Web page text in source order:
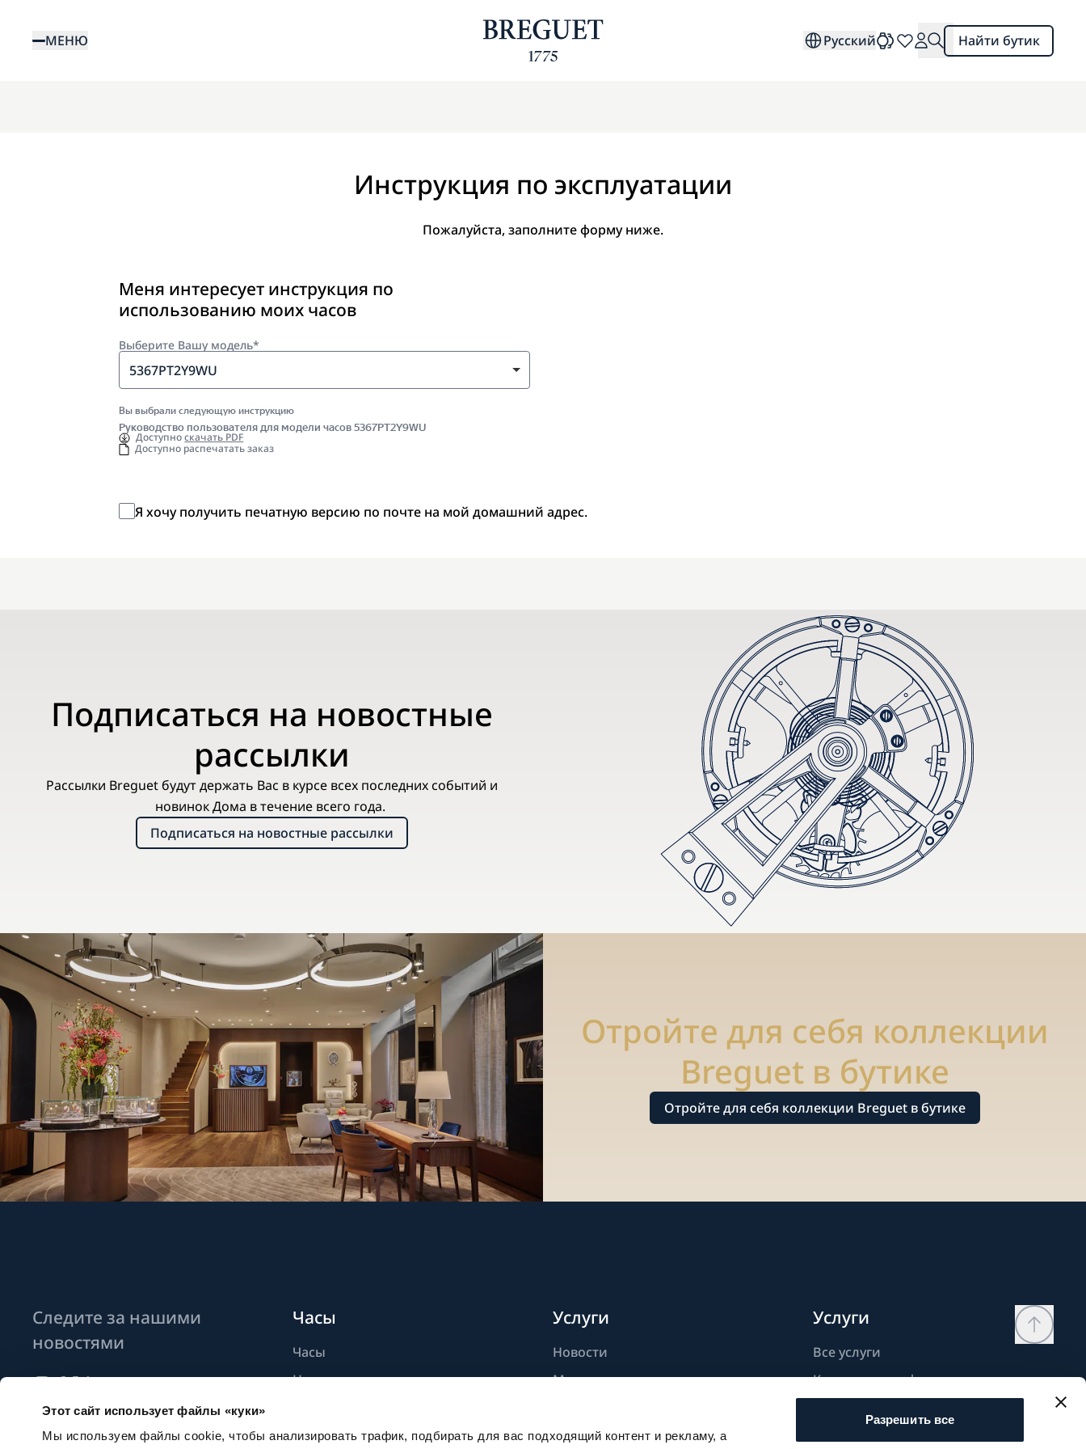
Этот сайт использует файлы «куки»
Мы используем файлы cookie, чтобы анализировать трафик, подбирать для вас подходящий контент и рекламу, а
Разрешить все
основномуМЕНЮ Русский Найти бутик
Инструкция по эксплуатации
Пожалуйста, заполните форму ниже.
Меня интересует инструкция по
использованию моих часов
Выберите Вашу модель*
5367PT2Y9WU
Вы выбрали следующую инструкцию
Руководство пользователя для модели часов 5367PT2Y9WU
Доступноскачать PDF
Доступно распечатать заказ
Я хочу получить печатную версию по почте на мой домашний адрес.
Подписаться на новостные
рассылки
Рассылки Breguet будут держать Вас в курсе всех последних событий и
новинок Дома в течение всего года.
Подписаться на новостные рассылки
Отройте для себя коллекции
Breguet в бутике
Отройте для себя коллекции Breguet в бутике
Следите за нашими
новостями
Подписаться на новостные
рассылки
Часы
Часы
Новые модели
Услуги
Новости
Мастерство
Устойчивое развитие
Услуги
Все услуги
Контактная информация